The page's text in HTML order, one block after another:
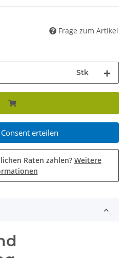
Frage zum Artikel
Stk
Consent erteilen
Raten zahlen? Weitere